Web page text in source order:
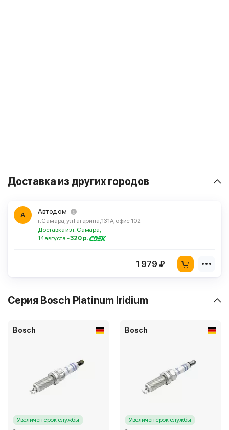
Доставка из других городов
А Автодом
г. Самара, ул Гагарина, 131А, офис 102
Доставка из г. Самара,
14 августа -320 р.
1 979 ₽
Серия Bosch Platinum Iridium
Bosch
Увеличен срок службы
Bosch
Увеличен срок службы